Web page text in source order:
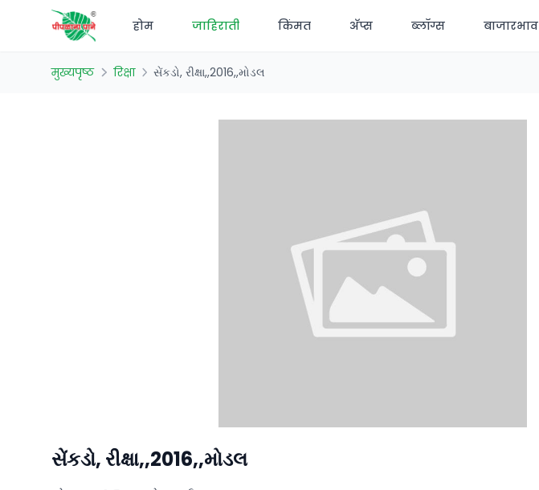
होम जाहिराती किंमत अ‍ॅप्स ब्लॉग्स बाजारभाव
मुख्यपृष्ठ रिक्षा સેંકડો, રીક્ષા,,2016,,મોડલ
સેંકડો, રીક્ષા,,2016,,મોડલ